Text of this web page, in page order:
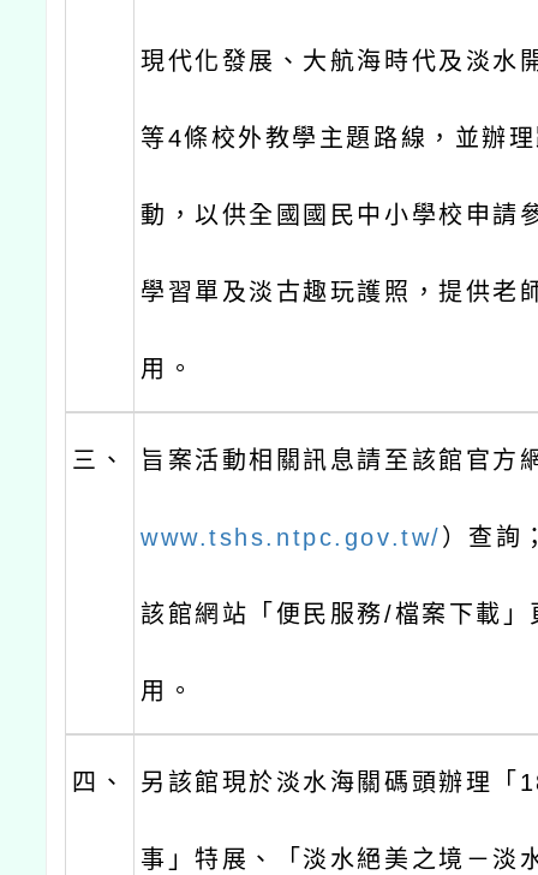
現代化發展、大航海時代及淡水
等4條校外教學主題路線，並辦
動，以供全國國民中小學校申請
學習單及淡古趣玩護照，提供老
用。
三、 旨案活動相關訊息請至該館官方
www.tshs.ntpc.gov.tw/ ）查詢
該館網站「便民服務/檔案下載」
用。
四、 另該館現於淡水海關碼頭辦理「
事」特展、「淡水絕美之境－淡